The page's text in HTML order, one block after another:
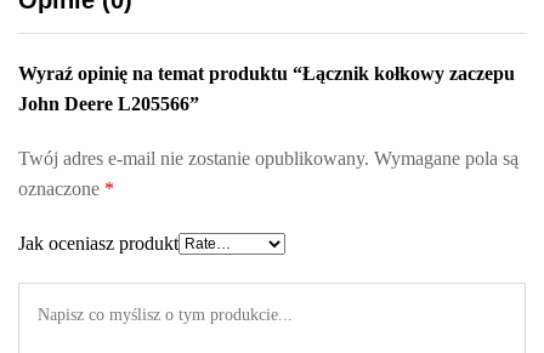
Wyraź opinię na temat produktu “Łącznik kołkowy zaczepu
John Deere L205566”
Twój adres e-mail nie zostanie opublikowany. Wymagane pola są
oznaczone *
Jak oceniasz produkt